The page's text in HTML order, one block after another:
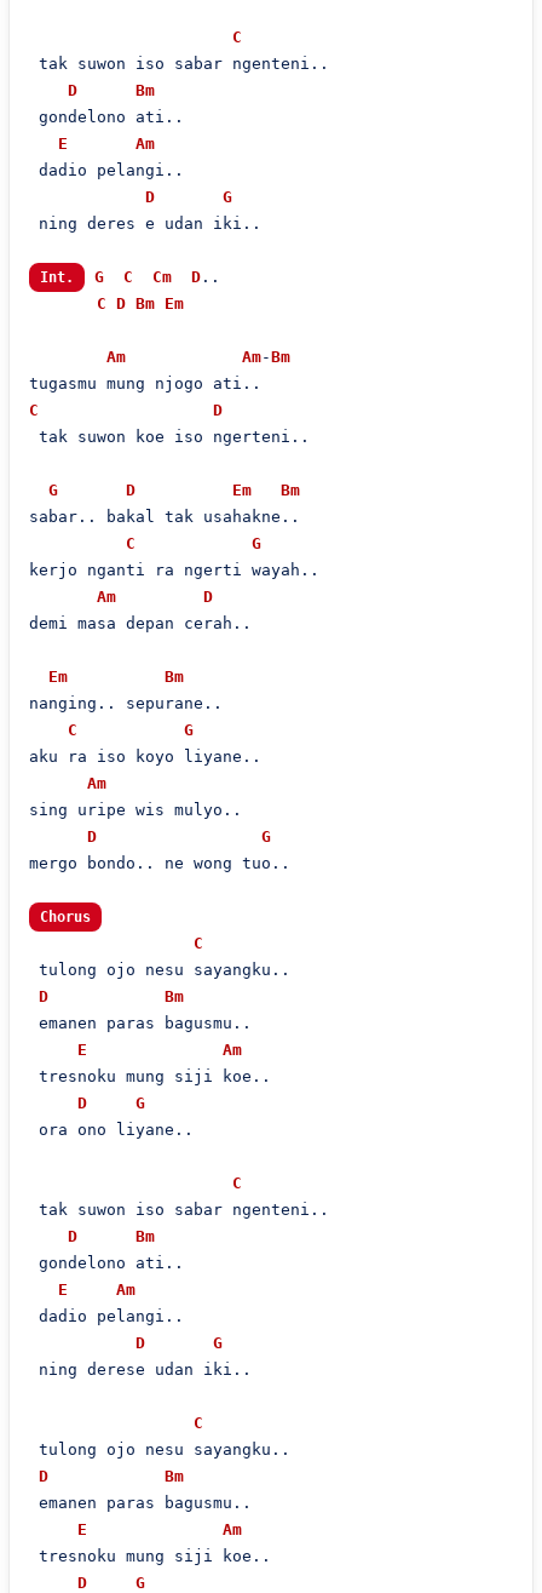
C
tak suwon iso sabar ngenteni..
D
Bm
gondelono ati..
E
Am
dadio pelangi..
D
G
ning deres e udan iki..
Int. G C Cm D..
C D Bm Em
Am Am-Bm
C
D
tak suwon koe iso ngerteni..
G D Em
Bm
sabar.. bakal tak usahakne..
C
G
kerjo nganti ra ngerti wayah..
Am
D
demi masa depan cerah..
Em
Bm
nanging.. sepurane..
C
G
aku ra iso koyo liyane..
Am
sing uripe wis mulyo..
D
G
mergo bondo.. ne wong tuo..
Chorus
C
tulong ojo nesu sayangku..
D
Bm
emanen paras bagusmu..
E
Am
tresnoku mung siji koe..
D
G
ora ono liyane..
C
tak suwon iso sabar ngenteni..
D
Bm
gondelono ati..
E
Am
dadio pelangi..
D
G
ning derese udan iki..
C
tulong ojo nesu sayangku..
D
Bm
emanen paras bagusmu..
E
Am
tresnoku mung siji koe..
D
G